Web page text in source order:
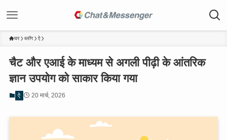
घर ब्लॉग ऐ
चैट और एआई के माध्यम से अगली पीढ़ी के आंतरिक
ज्ञान उपयोग को साकार किया गया
ऐ 20 मार्च, 2026